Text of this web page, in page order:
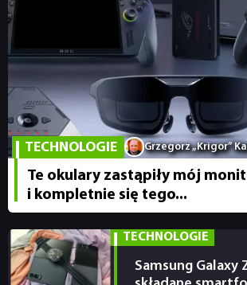
TECHNOLOGIE Grzegorz „Krigor”
Te okulary zastąpiły mój
i kompletnie się tego...
TECHNOLOGIE
Samsung Galaxy